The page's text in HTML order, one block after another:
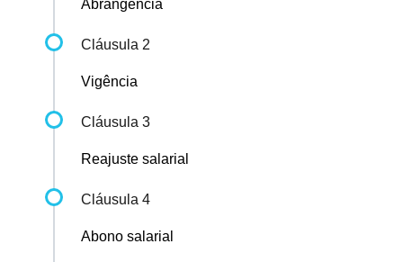
Abrangência
Cláusula 2
Vigência
Cláusula 3
Reajuste salarial
Cláusula 4
Abono salarial